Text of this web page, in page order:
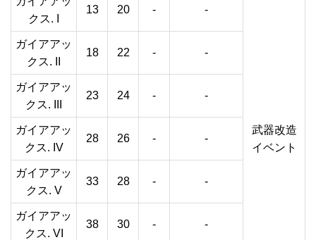
クス. I
13 20 - -
武器改造
イベント
ガイアアッ
クス. II
18 22 - -
ガイアアッ
クス. III
23 24 - -
ガイアアッ
クス. IV
28 26 - -
ガイアアッ
クス. V
33 28 - -
ガイアアッ
クス. VI
38 30 - -